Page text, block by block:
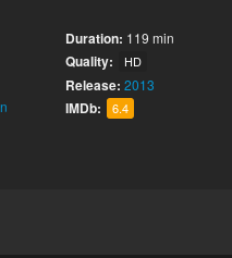
Duration: 119 min
Quality: HD
Release: 2013
IMDb: 6.4